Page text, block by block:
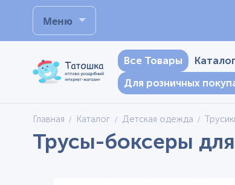
Меню
Все Товары Каталог
Для розничных
Главная Каталог Детская одежда
Трусы-боксеры